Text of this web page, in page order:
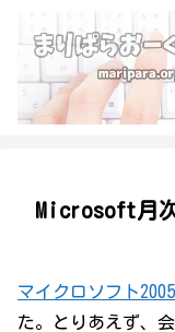
Microsoft月
マイクロソフト
た。とりあえず、